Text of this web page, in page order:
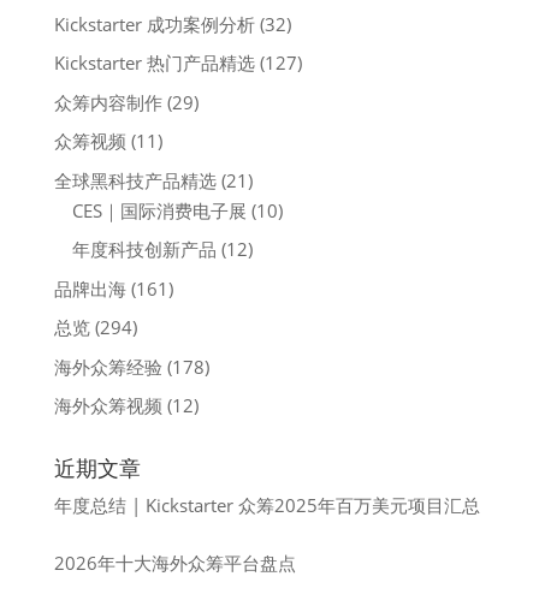
Kickstarter 成功案例分析(32)
Kickstarter 热门产品精选(127)
众筹内容制作(29)
众筹视频 (11)
全球黑科技产品精选(21)
CES｜国际消费电子展 (10)
年度科技创新产品 (12)
品牌出海(161)
总览(294)
海外众筹经验 (178)
海外众筹视频 (12)
近期文章
年度总结 | Kickstarter 众筹2025年百万美元项目汇总
2026年十大海外众筹平台盘点